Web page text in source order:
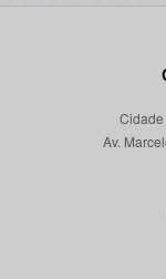
Cidade
Av.